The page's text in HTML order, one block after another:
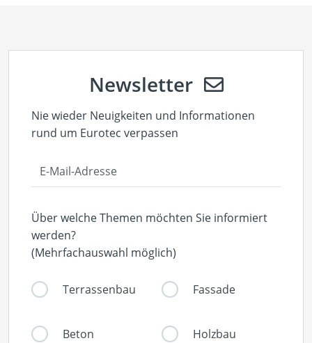
Newsletter
Nie wieder Neuigkeiten und Informationen
rund um Eurotec verpassen
Über welche Themen möchten Sie informiert
werden?
(Mehrfachauswahl möglich)
Terrassenbau Fassade
Beton Holzbau